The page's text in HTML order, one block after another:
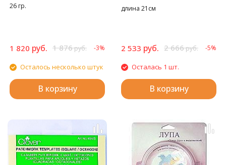
26 гр.
1 820 руб. 1 876руб. -3%
Осталось несколько штук
В корзину
длина 21см
2 533 руб. 2 666руб. -5%
Осталась 1 шт.
В корзину